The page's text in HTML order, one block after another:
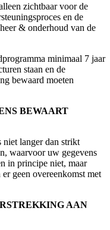
zichtbaar voor de
en de
& onderhoud van de
minimaal 7 jaar
staan en de
bewaard moeten
BEWAART
niet langer dan strikt
waarvoor uw gegevens
in principe niet, maar
geen overeenkomst met
AAN